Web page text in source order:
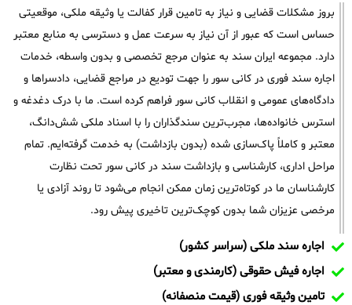
بروز مشکلات قضایی و نیاز به تامین قرار کفالت یا وثیقه ملکی، موقعیتی
حساس است که عبور از آن نیاز به سرعت عمل و دسترسی به منابع معتبر
دارد. مجموعه ایران سند به عنوان مرجع تخصصی و بدون واسطه، خدمات
اجاره سند فوری در کانی سور را جهت تودیع در مراجع قضایی، دادسراها و
دادگاه‌های عمومی و انقلاب کانی سور فراهم کرده است. ما با درک دغدغه و
استرس خانواده‌ها، مجرب‌ترین سندگذاران را با اسناد ملکی شش‌دانگ،
معتبر و کاملاً پاک‌سازی شده (بدون بازداشت) به خدمت گرفته‌ایم. تمام
مراحل اداری، کارشناسی و بازداشت سند در کانی سور تحت نظارت
کارشناسان ما در کوتاه‌ترین زمان ممکن انجام می‌شود تا روند آزادی یا
مرخصی عزیزان شما بدون کوچک‌ترین تاخیری پیش رود.
اجاره سند ملکی (سراسر کشور)
اجاره فیش حقوقی (کارمندی و معتبر)
تامین وثیقه فوری (قیمت منصفانه)